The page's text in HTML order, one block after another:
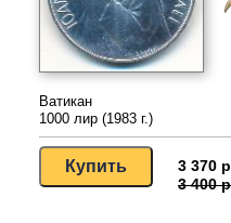
Ватикан
1000 лир (1983 г.)
3 370
3 400